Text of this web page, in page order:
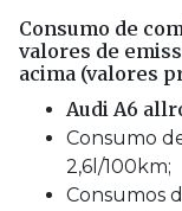
Consumo de
valores de
acima (valores
Audi A6
Consumo
2,6l/100km;
Consumos